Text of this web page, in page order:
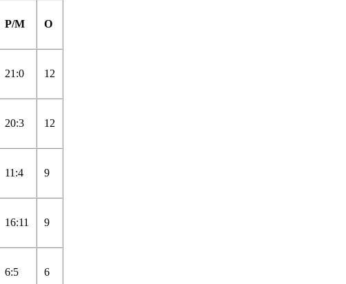
Р/М О
21:0 12
20:3 12
11:4 9
16:11 9
6:5 6